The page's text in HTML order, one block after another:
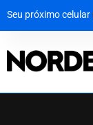
Como surgiu o Dia